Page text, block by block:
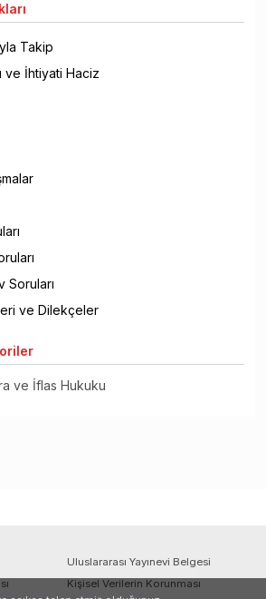
Takip
ve İhtiyati Haciz
Soruları
ve Dilekçeler
ve İflas Hukuku
Uluslararası Yayınevi Belgesi
Kişisel Verilerin Korunması